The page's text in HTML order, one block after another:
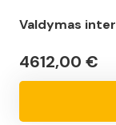
Valdymas
4612,00 €